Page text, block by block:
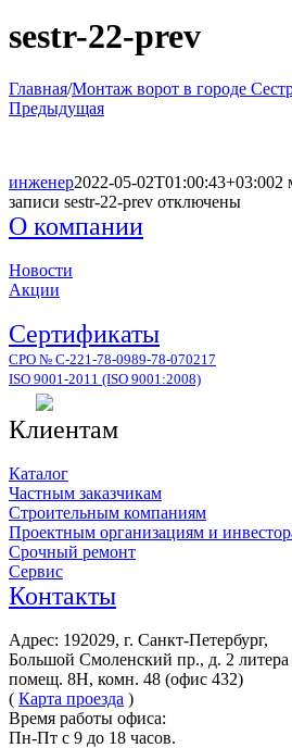
sestr-22-prev
Главная/Монтаж ворот в городе
Предыдущая
инженер2022-05-02T01:00:43+03:002
записи sestr-22-prev отключены
О компании
Новости
Акции
Сертификаты
СРО № С-221-78-0989-78-070217
ISO 9001-2011 (ISO 9001:2008)
Клиентам
Каталог
Частным заказчикам
Строительным компаниям
Проектным организациям и
Срочный ремонт
Сервис
Контакты
Адрес: 192029, г. Санкт-Петербург,
Большой Смоленский пр., д. 2
помещ. 8Н, комн. 48 (офис 432)
( Карта проезда )
Время работы офиса:
Пн-Пт с 9 до 18 часов.